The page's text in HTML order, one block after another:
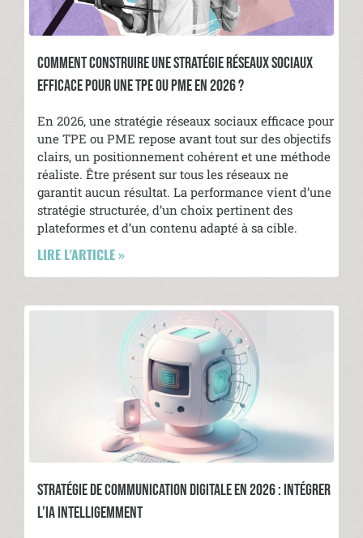
COMMENT CONSTRUIRE UNE STRATÉGIE RÉSEAUX SOCIAUX
EFFICACE POUR UNE TPE OU PME EN 2026 ?
En 2026, une stratégie réseaux sociaux efficace pour
une TPE ou PME repose avant tout sur des objectifs
clairs, un positionnement cohérent et une méthode
réaliste. Être présent sur tous les réseaux ne
garantit aucun résultat. La performance vient d’une
stratégie structurée, d’un choix pertinent des
plateformes et d’un contenu adapté à sa cible.
LIRE L'ARTICLE »
STRATÉGIE DE COMMUNICATION DIGITALE EN 2026 : INTÉGRER
L’IA INTELLIGEMMENT